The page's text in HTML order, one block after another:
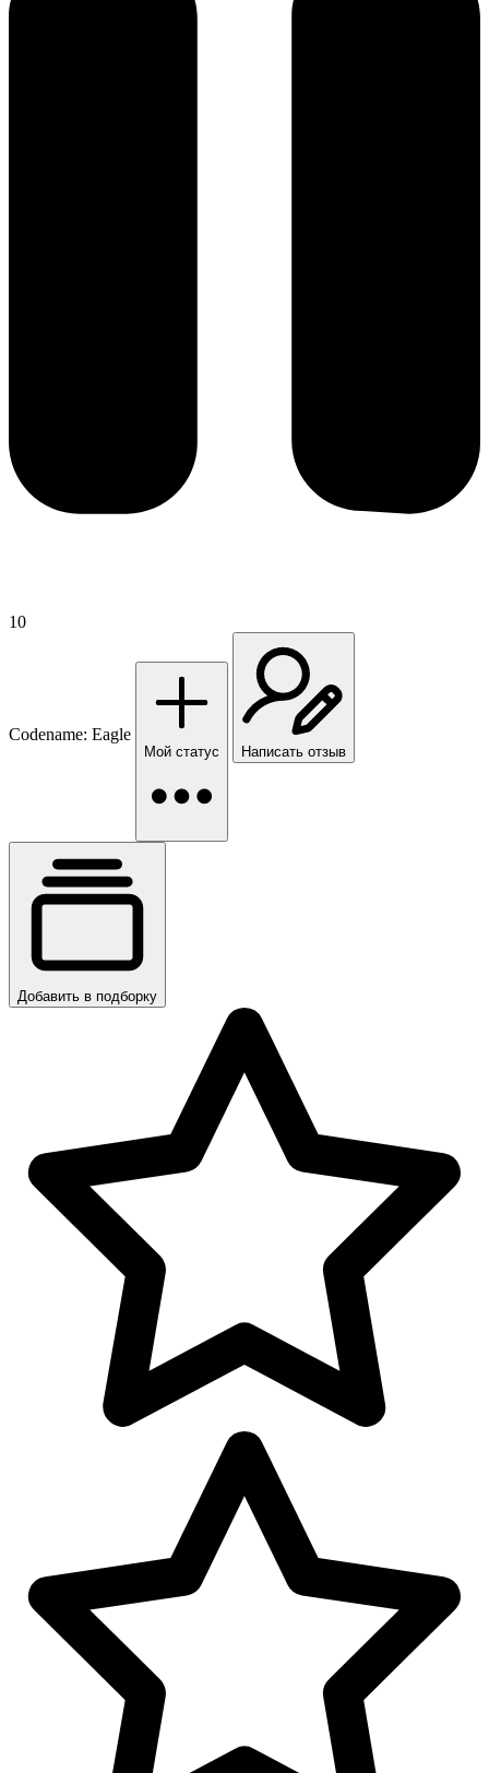
10
Codename: Eagle
Мой статус Написать отзыв
Добавить в подборку